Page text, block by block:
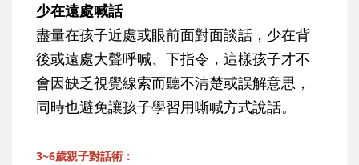
少在遠處喊話
盡量在孩子近處或眼前面對面談話，少在背
後或遠處大聲呼喊、下指令，這樣孩子才不
會因缺乏視覺線索而聽不清楚或誤解意思，
同時也避免讓孩子學習用嘶喊方式說話。
3~6歲親子對話術：